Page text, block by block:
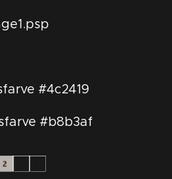
#4c2419
#b8b3af